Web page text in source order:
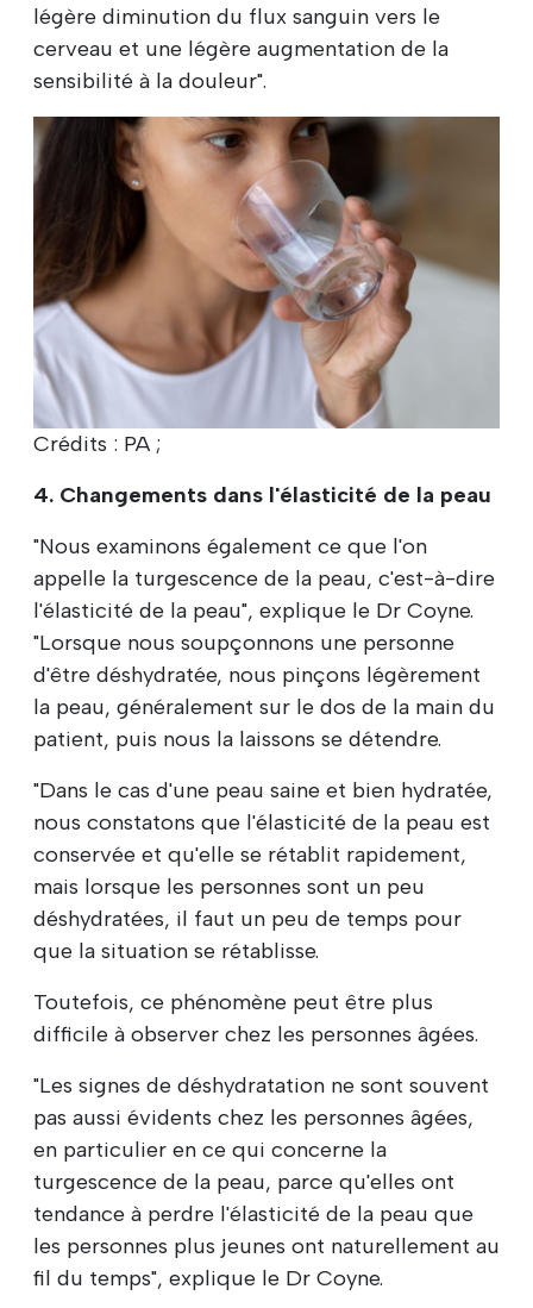
légère diminution du flux sanguin vers le
cerveau et une légère augmentation de la
sensibilité à la douleur".
Crédits : PA ;
4. Changements dans l'élasticité de la peau
"Nous examinons également ce que l'on
appelle la turgescence de la peau, c'est-à-dire
l'élasticité de la peau", explique le Dr Coyne.
"Lorsque nous soupçonnons une personne
d'être déshydratée, nous pinçons légèrement
la peau, généralement sur le dos de la main du
patient, puis nous la laissons se détendre.
"Dans le cas d'une peau saine et bien hydratée,
nous constatons que l'élasticité de la peau est
conservée et qu'elle se rétablit rapidement,
mais lorsque les personnes sont un peu
déshydratées, il faut un peu de temps pour
que la situation se rétablisse.
Toutefois, ce phénomène peut être plus
difficile à observer chez les personnes âgées.
"Les signes de déshydratation ne sont souvent
pas aussi évidents chez les personnes âgées,
en particulier en ce qui concerne la
turgescence de la peau, parce qu'elles ont
tendance à perdre l'élasticité de la peau que
les personnes plus jeunes ont naturellement au
fil du temps", explique le Dr Coyne.